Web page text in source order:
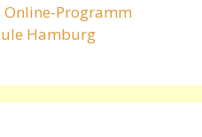
Online-Programm
Hamburg